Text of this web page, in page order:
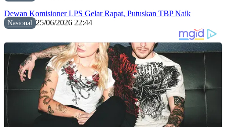
Dewan Komisioner LPS Gelar Rapat, Putuskan TBP Naik
Nasional 25/06/2026 22:44